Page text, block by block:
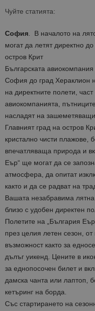
Чуйте статията:
София. В началото на
могат да летят директно
остров Крит
Българската
София до град Хераклион
на директните полети,
авиокомпанията,
насладят на
Главният град на остров
кристално чисти плажове,
впечатляваща природа и
Еър“ ще могат да се
атмосфера, да опитат
както и да се радват на
Вашата незабравима
близо с удобен директен
Полетите на „България
през целия летен сезон,
възможност както за
дълъг уикенд. Цените в
за еднопосочен билет и
дамска чанта или лаптоп,
кетъринг на борда.
Със стартирането на